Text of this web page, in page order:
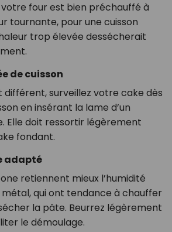
four est bien préchauffé à
tournante, pour une cuisson
trop élevée dessécherait
de cuisson
surveillez votre cake dès
en insérant la lame d’un
Elle doit ressortir légèrement
fondant.
adapté
retiennent mieux l’humidité
métal, qui ont tendance à chauffer
la pâte. Beurrez légèrement
le démoulage.